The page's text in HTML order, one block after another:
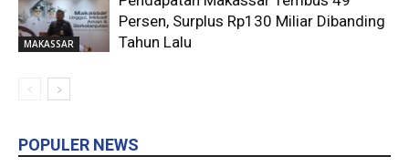
MAKASSAR
Persen, Surplus Rp130 Miliar Dibanding
Tahun Lalu
POPULER NEWS